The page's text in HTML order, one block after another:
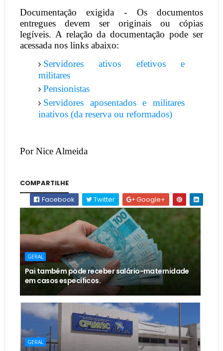
Documentação exigida - Os documentos
entregues devem ser originais ou cópias
legíveis. A relação da documentação pode ser
acessada nos links abaixo:
Servidores ativos efetivos e
militares
Pensionistas
Servidores aposentados e militares
inativos (da reserva ou reformados)
Por Nice Almeida
COMPARTILHE
Facebook
Twitter Google+
GERAL
Pai também pode receber salário-maternidade
em casos específicos.
GERAL